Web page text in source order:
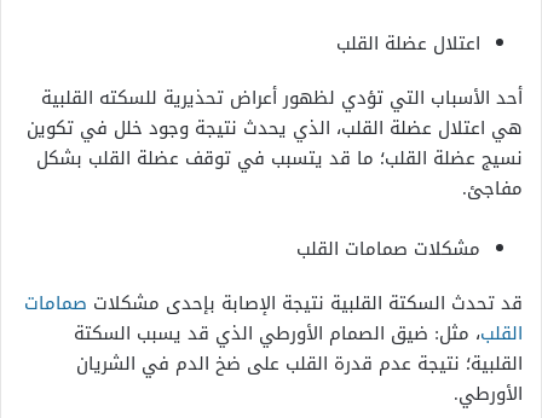
اعتلال عضلة القلب
أحد الأسباب التي تؤدي لظهورأعراض تحذيرية للسكته القلبية
هي اعتلال عضلة القلب، الذي يحدث نتيجة وجود خلل في تكوين
نسيج عضلة القلب؛ ما قد يتسبب في توقف عضلة القلب بشكل
مفاجئ.
مشكلات صمامات القلب
قد تحدث السكتة القلبية نتيجة الإصابة بإحدى مشكلات صمامات
القلب، مثل: ضيق الصمام الأورطي الذي قد يسبب السكتة
القلبية؛ نتيجة عدم قدرة القلب على ضخ الدم في الشريان
الأورطي.